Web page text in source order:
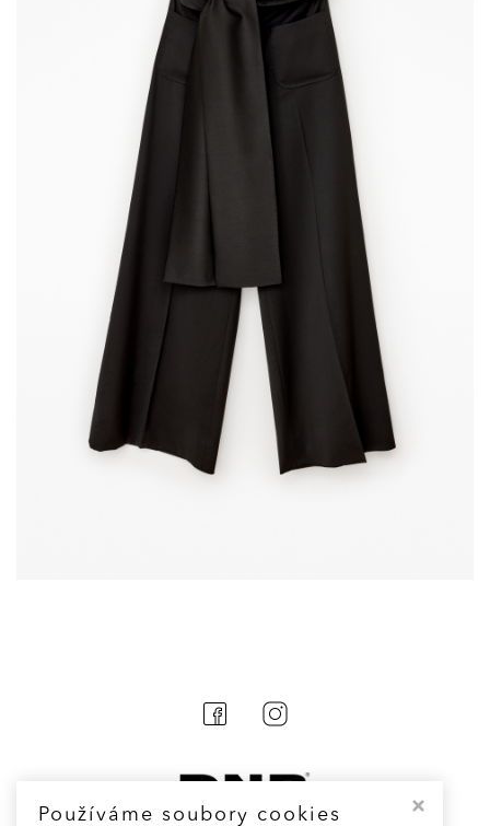
Používáme soubory cookies